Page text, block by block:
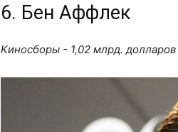
6. Бен Аффлек
Киносборы - 1,02 млрд. долларов